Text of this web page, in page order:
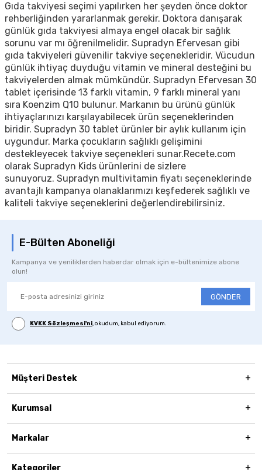
Gıda takviyesi seçimi yapılırken her şeyden önce doktor
rehberliğinden yararlanmak gerekir. Doktora danışarak
günlük gıda takviyesi almaya engel olacak bir sağlık
sorunu var mı öğrenilmelidir. Supradyn Efervesan gibi
gıda takviyeleri güvenilir takviye seçenekleridir. Vücudun
günlük ihtiyaç duyduğu vitamin ve mineral desteğini bu
takviyelerden almak mümkündür. Supradyn Efervesan 30
tablet içerisinde 13 farklı vitamin, 9 farklı mineral yanı
sıra Koenzim Q10 bulunur. Markanın bu ürünü günlük
ihtiyaçlarınızı karşılayabilecek ürün seçeneklerinden
biridir. Supradyn 30 tablet ürünler bir aylık kullanım için
uygundur. Marka çocukların sağlıklı gelişimini
destekleyecek takviye seçenekleri sunar.Recete.com
olarak Supradyn Kids ürünlerini de sizlere
sunuyoruz. Supradyn multivitamin fiyatı seçeneklerinde
avantajlı kampanya olanaklarımızı keşfederek sağlıklı ve
kaliteli takviye seçeneklerini değerlendirebilirsiniz.
E-Bülten Aboneliği
Kampanya ve yeniliklerden haberdar olmak için e-bültenimize abone
olun!
GÖNDER
KVKK Sözleşmesi'ni, okudum, kabul ediyorum.
Müşteri Destek
Kurumsal
Markalar